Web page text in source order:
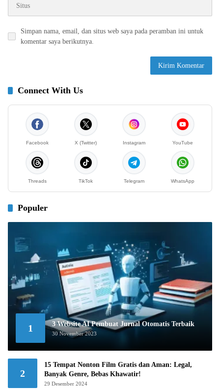
Simpan nama, email, dan situs web saya pada peramban ini untuk
komentar saya berikutnya.
Connect With Us
Facebook X (Twitter) Instagram YouTube
Threads TikTok Telegram WhatsApp
Populer
1 3 Website AI Pembuat Jurnal Otomatis Terbaik
30 November 2023
2
15 Tempat Nonton Film Gratis dan Aman: Legal,
Banyak Genre, Bebas Khawatir!
29 Desember 2024